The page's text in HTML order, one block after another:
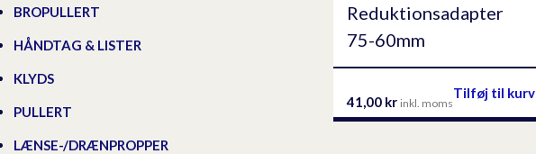
BROPULLERT
HÅNDTAG & LISTER
KLYDS
PULLERT
LÆNSE-/DRÆNPROPPER
Reduktionsadapter
75-60mm
41,00 kr inkl. moms
Tilføj til kurv